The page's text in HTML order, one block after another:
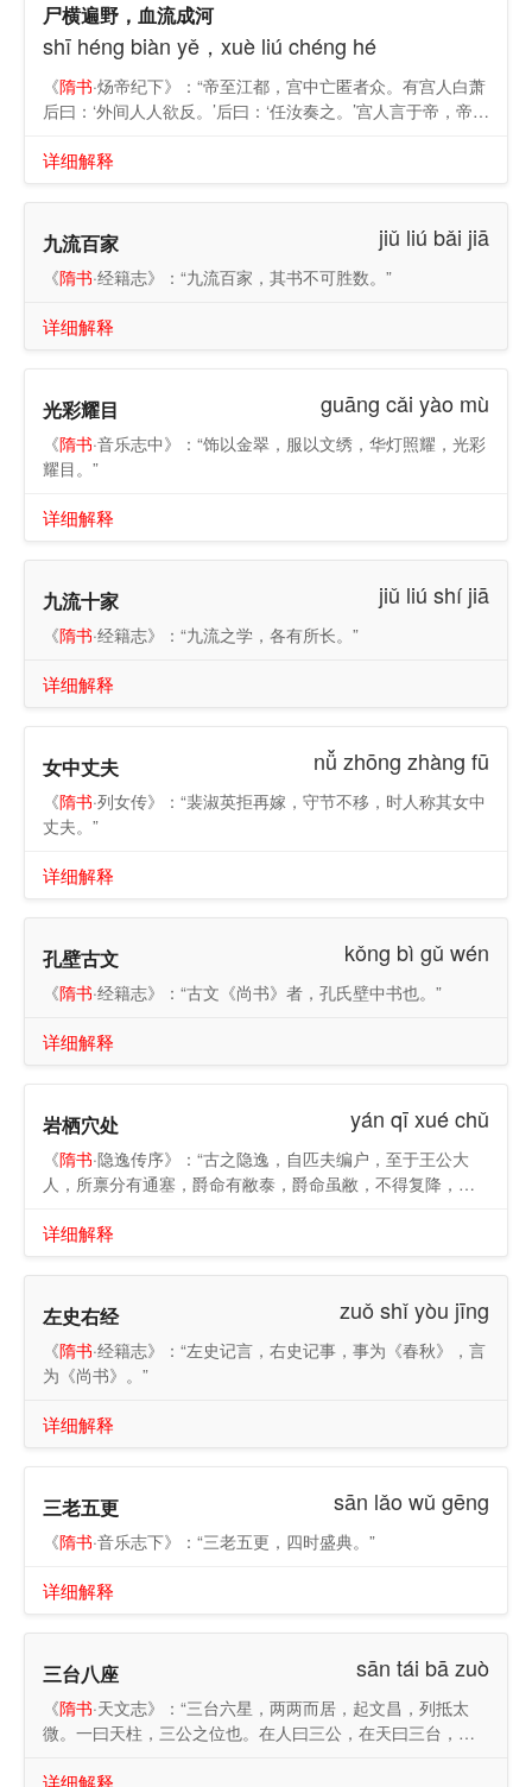
尸横遍野，血流成河
shī héng biàn yě，xuè liú chéng hé
《隋书·炀帝纪下》：“帝至江都，宫中亡匿者众。有宫人白萧
后曰：‘外间人人欲反。’后曰：‘任汝奏之。’宫人言于帝，帝大
一朝至此，无可救者，何用言之！徒令帝忧耳。’自是无复言
问：‘陛下安在？’有美人出，指云：‘在西阁。’校尉令狐行达拔
刀直进，帝映窗扉谓行达曰：‘汝欲杀我邪？’行达曰：‘臣不
敢，但欲奉陛下还京师耳。’因扶帝下阁。虔通，帝在东宫时
曰：‘臣不敢反，但将士思归，欲奉陛下还京师耳。’帝曰：‘朕
之者，但俯首据鞍称罪过。化及至城门，德戡迎谒，引入朝
堂，号为丞相。裴虔通谓帝曰：‘百官悉在朝堂，陛下须亲出
慰劳。’奉
详细解释
九流百家 jiǔ liú bǎi jiā
《隋书·经籍志》：“九流百家，其书不可胜数。”
详细解释
光彩耀目 guāng cǎi yào mù
《隋书·音乐志中》：“饰以金翠，服以文绣，华灯照耀，光彩
耀目。”
详细解释
九流十家 jiǔ liú shí jiā
《隋书·经籍志》：“九流之学，各有所长。”
详细解释
女中丈夫 nǚ zhōng zhàng fū
《隋书·列女传》：“裴淑英拒再嫁，守节不移，时人称其女中
丈夫。”
详细解释
孔壁古文 kǒng bì gǔ wén
《隋书·经籍志》：“古文《尚书》者，孔氏壁中书也。”
详细解释
岩栖穴处 yán qī xué chǔ
《隋书·隐逸传序》：“古之隐逸，自匹夫编户，至于王公大
人，所禀分有通塞，爵命有敝泰，爵命虽敝，不得复降，故
况于凡庸乎！”
详细解释
左史右经 zuǒ shǐ yòu jīng
《隋书·经籍志》：“左史记言，右史记事，事为《春秋》，言
为《尚书》。”
详细解释
三老五更 sān lǎo wǔ gēng
《隋书·音乐志下》：“三老五更，四时盛典。”
详细解释
三台八座 sān tái bā zuò
《隋书·天文志》：“三台六星，两两而居，起文昌，列抵太
微。一曰天柱，三公之位也。在人曰三公，在天曰三台，主
详细解释